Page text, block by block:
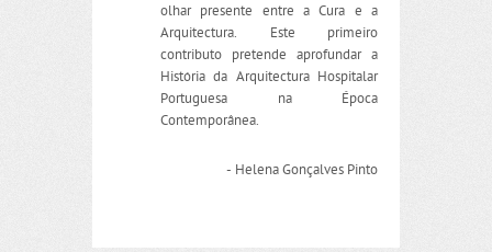
olhar presente entre a Cura e a
Arquitectura. Este primeiro
contributo pretende aprofundar a
História da Arquitectura Hospitalar
Portuguesa na Época
Contemporânea.
- Helena Gonçalves Pinto